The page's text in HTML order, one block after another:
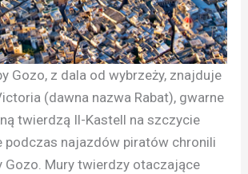
Gozo, z dala od wybrzeży, znajduje
(dawna nazwa Rabat), gwarne
twierdzą Il-Kastell na szczycie
podczas najazdów piratów chronili
Gozo. Mury twierdzy otaczające